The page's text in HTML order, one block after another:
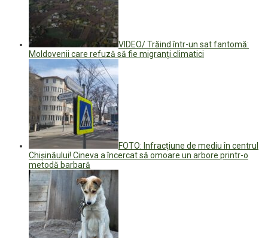
VIDEO/ Trăind într-un sat fantomă:
Moldovenii care refuză să fie migranți climatici
FOTO: Infracţiune de mediu în centrul
Chişinăului! Cineva a încercat să omoare un arbore printr-o
metodă barbară